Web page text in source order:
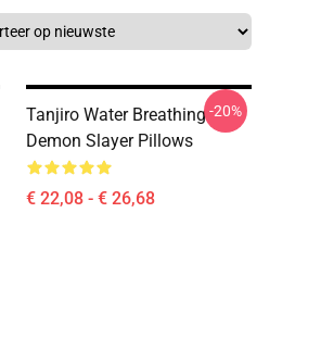
Tanjiro Water Breathing
Demon Slayer Pillows
€ 22,08 - € 26,68
-20%